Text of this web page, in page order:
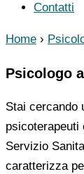
Contatti
Home ›
Psicologo
Stai cercando
Servizio
caratterizza